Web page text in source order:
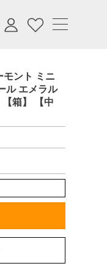
モント ミニ
ル エメラル
箱】 【中